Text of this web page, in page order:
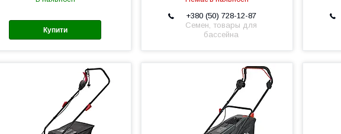
Купити
+380 (50) 728-12-87
Семен, товары для
бассейна